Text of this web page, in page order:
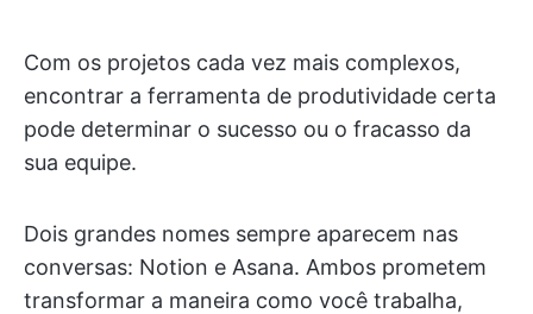
Com os projetos cada vez mais complexos,
encontrar a ferramenta de produtividade certa
pode determinar o sucesso ou o fracasso da
sua equipe.
Dois grandes nomes sempre aparecem nas
conversas: Notion e Asana. Ambos prometem
transformar a maneira como você trabalha,